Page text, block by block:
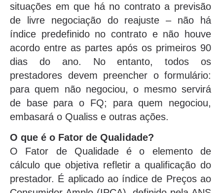
situações em que há no contrato a previsão
de livre negociação do reajuste – não há
índice predefinido no contrato e não houve
acordo entre as partes após os primeiros 90
dias do ano. No entanto, todos os
prestadores devem preencher o formulário:
para quem não negociou, o mesmo servirá
de base para o FQ; para quem negociou,
embasará o Qualiss e outras ações.
O que é o Fator de Qualidade?
O Fator de Qualidade é o elemento de
cálculo que objetiva refletir a qualificação do
prestador. É aplicado ao índice de Preços ao